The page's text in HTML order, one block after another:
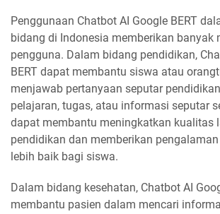
Penggunaan Chatbot AI Google BERT
bidang di Indonesia memberikan banyak
pengguna. Dalam bidang pendidikan,
BERT dapat membantu siswa atau
menjawab pertanyaan seputar
pelajaran, tugas, atau informasi seputar
dapat membantu meningkatkan kualitas
pendidikan dan memberikan
lebih baik bagi siswa.
Dalam bidang kesehatan, Chatbot AI
membantu pasien dalam mencari